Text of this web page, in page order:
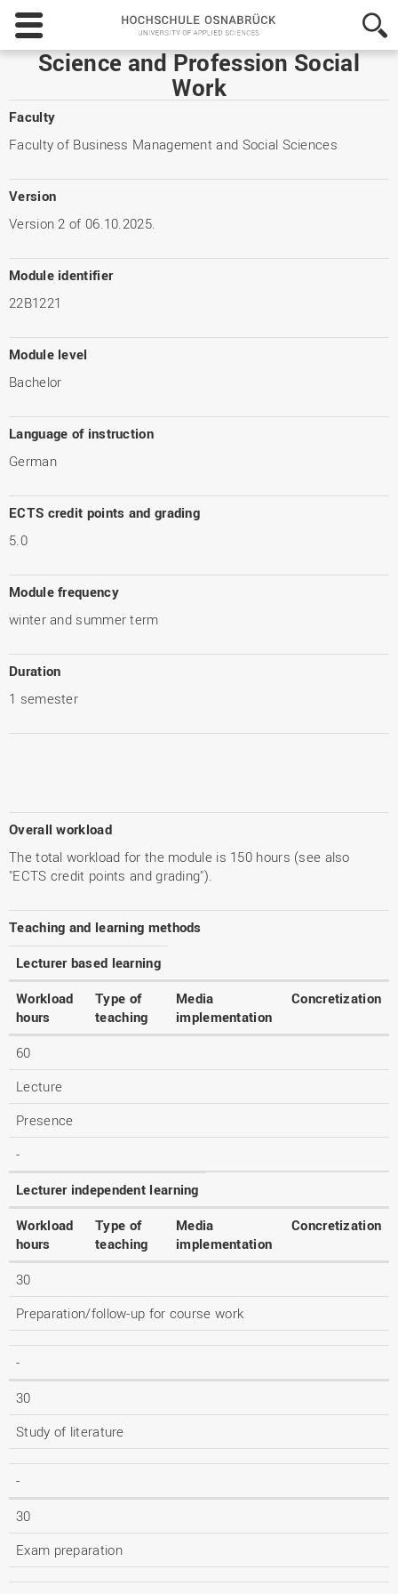
Hochschule
Osnabrück
-
University
Applied
Science and Profession Social
Work
Faculty
Faculty of Business Management and Social Sciences
Version
Version 2 of 06.10.2025.
Module identifier
22B1221
Module level
Bachelor
Language of instruction
German
ECTS credit points and grading
5.0
Module frequency
winter and summer term
Duration
1 semester
Overall workload
The total workload for the module is 150 hours (see also
"ECTS credit points and grading").
Teaching and learning methods
Lecturer based learning
Workload
hours
Type of
teaching
Media
implementation
Concretization
60
Lecture
Presence
-
Lecturer independent learning
Workload
hours
Type of
teaching
Media
implementation
Concretization
30
Preparation/follow-up for course work
-
30
Study of literature
-
30
Exam preparation